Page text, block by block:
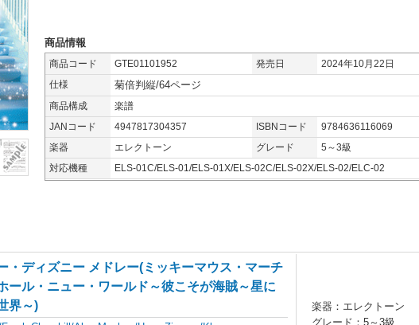
商品情報
商品コード GTE01101952 発売日
2024年10月22日
仕様
菊倍判縦/64ページ
商品構成
楽譜
JANコード
4947817304357 ISBNコード
9784636116069
楽器
エレクトーン グレード
5～3級
対応機種
ELS-01C/ELS-01/ELS-01X/ELS-02C/ELS-02X/ELS-02/ELC-02
・ディズニー メドレー(ミッキーマウス・マーチ
ール・ニュー・ワールド～彼こそが海賊～星に
界～)
楽器：エレクトーン
グレード：5～3級